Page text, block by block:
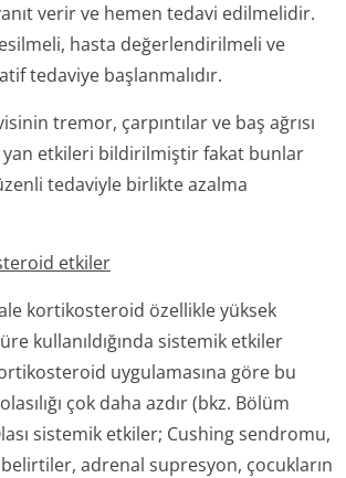
verir ve hemen tedavi edilmelidir.
hasta değerlendirilmeli ve
tedaviye başlanmalıdır.
tremor, çarpıntılar ve baş ağrısı
etkileri bildirilmiştir fakat bunlar
tedaviyle birlikte azalma
etkiler
kortikosteroid özellikle yüksek
kullanıldığında sistemik etkiler
uygulamasına göre bu
çok daha azdır (bkz. Bölüm
sistemik etkiler; Cushing sendromu,
adrenal supresyon, çocukların